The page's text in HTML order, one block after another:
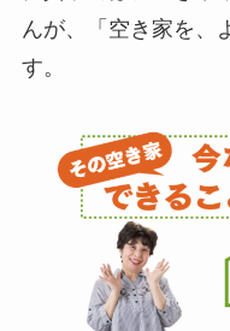
んが、「空き家を、
す。